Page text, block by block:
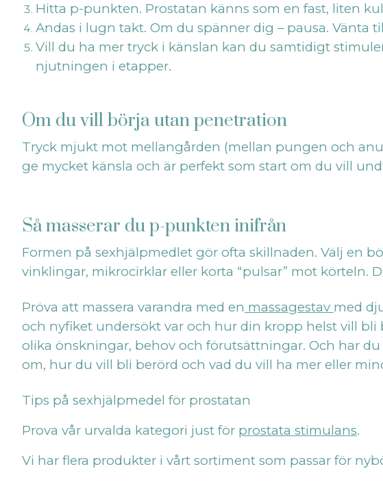
Hitta p-punkten. Prostatan känns som en fast, liten
Andas i lugn takt. Om du spänner dig – pausa. Vänta
Vill du ha mer tryck i känslan kan du samtidigt
njutningen i etapper.
Om du vill börja utan penetration
Tryck mjukt mot mellangården (mellan pungen och
ge mycket känsla och är perfekt som start om du vill
Så masserar du p-punkten inifrån
Formen på sexhjälpmedlet gör ofta skillnaden. Välj en
vinklingar, mikrocirklar eller korta “pulsar” mot körteln.
Pröva att massera varandra med en massagestav med
och nyfiket undersökt var och hur din kropp helst vill
olika önskningar, behov och förutsättningar. Och har
om, hur du vill bli berörd och vad du vill ha mer eller
Tips på sexhjälpmedel för prostatan
Prova vår urvalda kategori just för prostata stimulans.
Vi har flera produkter i vårt sortiment som passar för